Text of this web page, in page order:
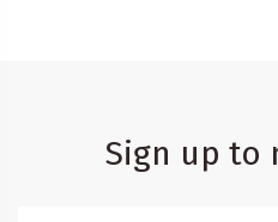
Sign up to